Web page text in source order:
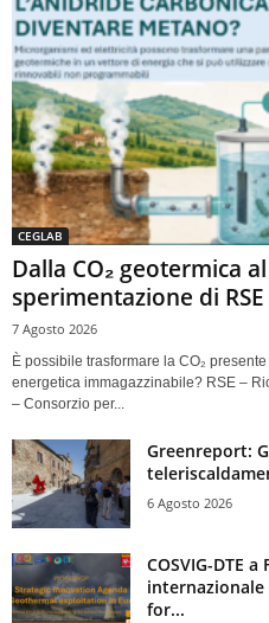
CEGLAB
Dalla CO₂ geotermica
sperimentazione di RSE
7 Agosto 2026
È possibile trasformare la CO₂
energetica immagazzinabile? RSE –
– Consorzio per...
Greenreport:
6 Agosto 2026
COSVIG-DTE
internazionale
for...